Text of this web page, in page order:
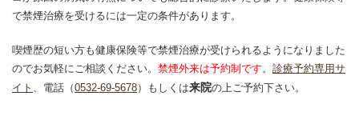
で禁煙治療を受けるには一定の条件があります。
喫煙歴の短い方も健康保険等で禁煙治療が受けられるようになりました
のでお気軽にご相談ください。 禁煙外来は予約制です。 診療予約専用サ
イト 、電話（0532-69-5678）もしくは来院の上ご予約下さい。